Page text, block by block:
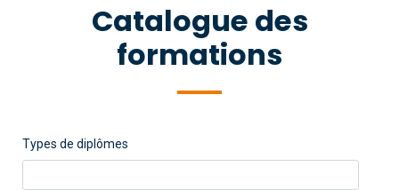
Catalogue des
formations
Types de diplômes